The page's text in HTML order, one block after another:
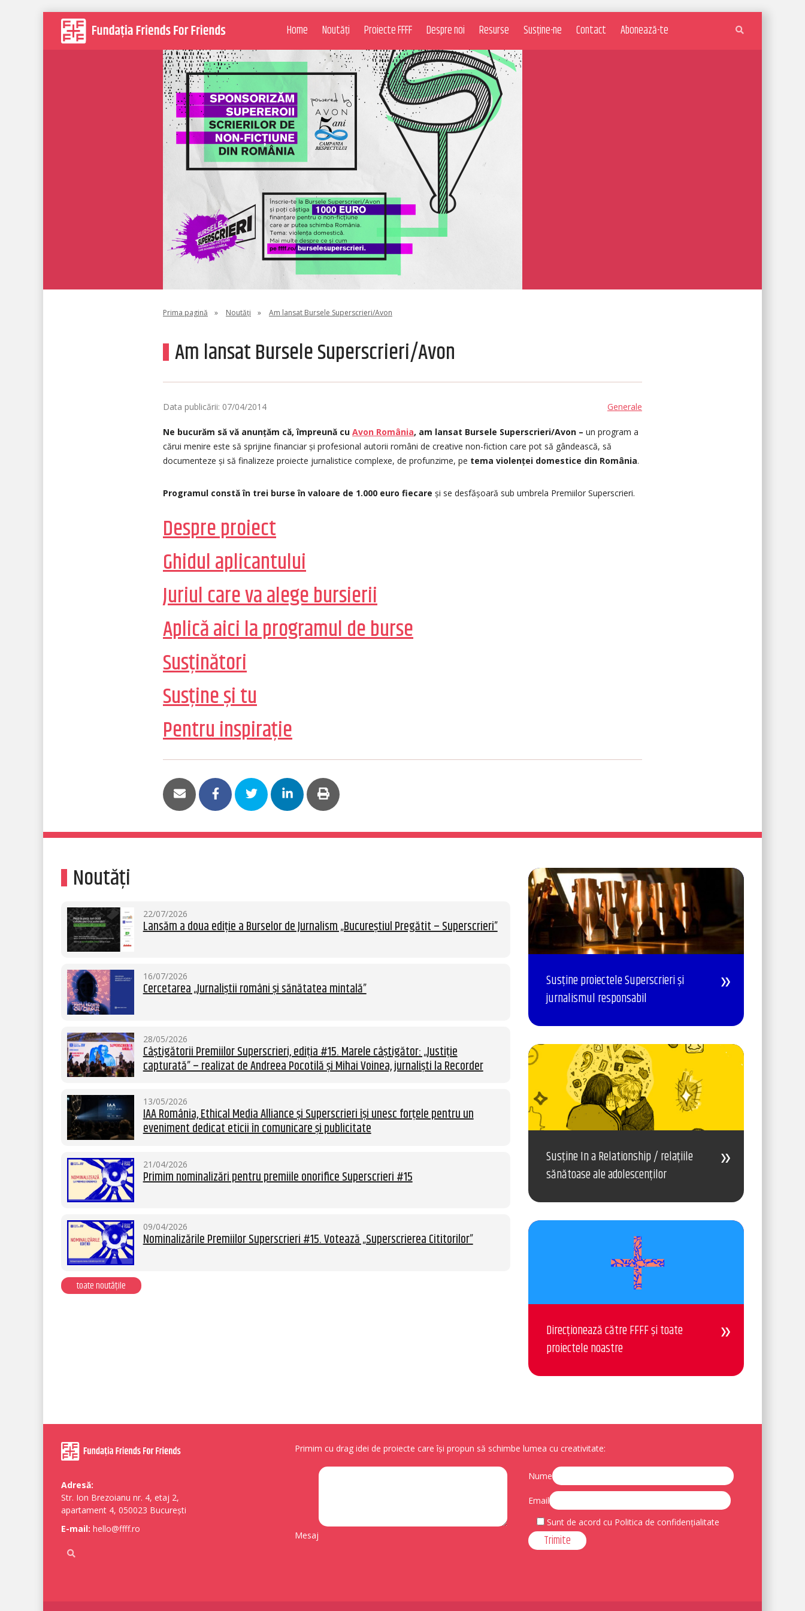
Home Noutăți Proiecte FFFF Despre noi Resurse Susține-ne Contact Abonează-te
Prima pagină » Noutăți » Am lansat Bursele Superscrieri/Avon
Am lansat Bursele Superscrieri/Avon
Data publicării: 07/04/2014 Generale
Ne bucurăm să vă anunțăm că, împreună cu Avon România, am lansat Bursele Superscrieri/Avon – un program a
cărui menire este să sprijine financiar și profesional autorii români de creative non-fiction care pot să gândească, să
documenteze și să finalizeze proiecte jurnalistice complexe, de profunzime, pe tema violenței domestice din România.
Programul constă în trei burse în valoare de 1.000 euro fiecare și se desfășoară sub umbrela Premiilor Superscrieri.
Despre proiect
Ghidul aplicantului
Juriul care va alege bursierii
Aplică aici la programul de burse
Susținători
Susține și tu
Pentru inspirație
Noutăți
22/07/2026
Lansăm a doua ediție a Burselor de Jurnalism „Bucureștiul Pregătit – Superscrieri”
16/07/2026
Cercetarea „Jurnaliștii români și sănătatea mintală”
28/05/2026
Câștigătorii Premiilor Superscrieri, ediția #15. Marele câștigător: „Justiție
capturată” – realizat de Andreea Pocotilă și Mihai Voinea, jurnaliști la Recorder
13/05/2026
IAA România, Ethical Media Alliance și Superscrieri își unesc forțele pentru un
eveniment dedicat eticii în comunicare și publicitate
21/04/2026
Primim nominalizări pentru premiile onorifice Superscrieri #15
09/04/2026
Nominalizările Premiilor Superscrieri #15. Votează „Superscrierea Cititorilor”
toate noutățile
Susține proiectele Superscrieri și
jurnalismul responsabil
Susține In a Relationship / relațiile
sănătoase ale adolescenților
Direcționează către FFFF și toate
proiectele noastre
Adresă:
Str. Ion Brezoianu nr. 4, etaj 2,
apartament 4, 050023 București
E-mail: hello@ffff.ro
Primim cu drag idei de proiecte care își propun să schimbe lumea cu creativitate:
Mesaj
Nume
Email
Sunt de acord cu Politica de confidențialitate